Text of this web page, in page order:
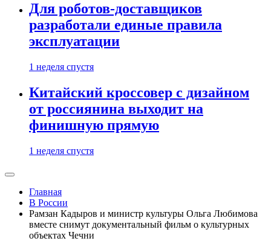
Для роботов-доставщиков
разработали единые правила
эксплуатации
1 неделя спустя
Китайский кроссовер с дизайном
от россиянина выходит на
финишную прямую
1 неделя спустя
Главная
В России
Рамзан Кадыров и министр культуры Ольга Любимова
вместе снимут документальный фильм о культурных
объектах Чечни